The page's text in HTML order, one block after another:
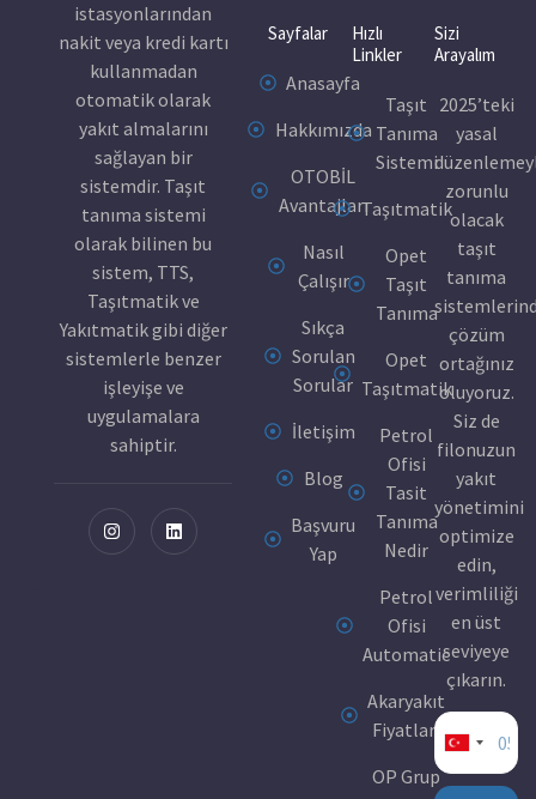
istasyonlarından
nakit veya kredi kartı
kullanmadan
otomatik olarak
yakıt almalarını
sağlayan bir
sistemdir. Taşıt
tanıma sistemi
olarak bilinen bu
sistem, TTS,
Taşıtmatik ve
Yakıtmatik gibi diğer
sistemlerle benzer
işleyişe ve
uygulamalara
sahiptir.
Sayfalar
Anasayfa
Hakkımızda
OTOBİL
Avantajları
Nasıl
Çalışır
Sıkça
Sorulan
Sorular
İletişim
Blog
Başvuru
Yap
Hızlı
Linkler
Taşıt
Tanıma
Sistemi
Taşıtmatik
Opet
Taşıt
Tanıma
Opet
Taşıtmatik
Petrol
Ofisi
Tasit
Tanıma
Nedir
Petrol
Ofisi
Automatic
Akaryakıt
Fiyatları
OP Grup
Sizi
Arayalım
2025’teki
yasal
zorunlu
olacak
taşıt
tanıma
çözüm
ortağınız
oluyoruz.
Siz de
filonuzun
yakıt
yönetimini
optimize
edin,
verimliliği
en üst
seviyeye
çıkarın.
Turkey
+90